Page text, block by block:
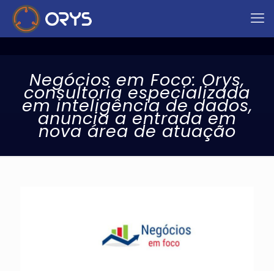
Negócios em Foco: Orys,
consultoria especializada
em inteligência de dados,
anuncia a entrada em
nova área de atuação